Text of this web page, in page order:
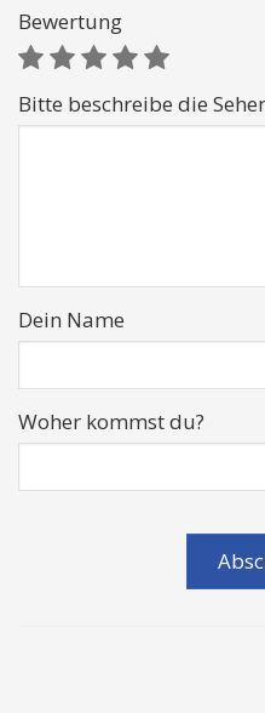
Bewertung
Bitte beschreibe die
Dein Name
Woher kommst du?